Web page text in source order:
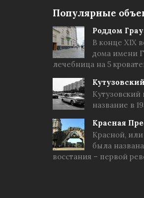
Популярные
Роддом
В конце XIX
дома имени
лечебница на 5
Кутузовский
название в
Красная
Красной,
была
восстания – первой